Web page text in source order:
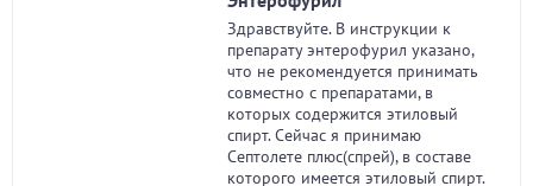
Здравствуйте. В инструкции к
препарату энтерофурил указано,
что не рекомендуется принимать
совместно с препаратами, в
которых содержится этиловый
спирт. Сейчас я принимаю
Септолете плюс(спрей), в составе
которого имеется этиловый спирт.